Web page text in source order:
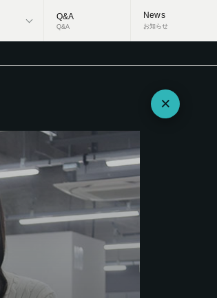
Q&A
Q&A
News
お知らせ
×